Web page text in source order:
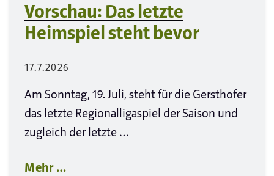
Vorschau: Das letzte
Heimspiel steht bevor
17.7.2026
Am Sonntag, 19. Juli, steht für die Gersthofer
das letzte Regionalligaspiel der Saison und
zugleich der letzte …
Mehr …